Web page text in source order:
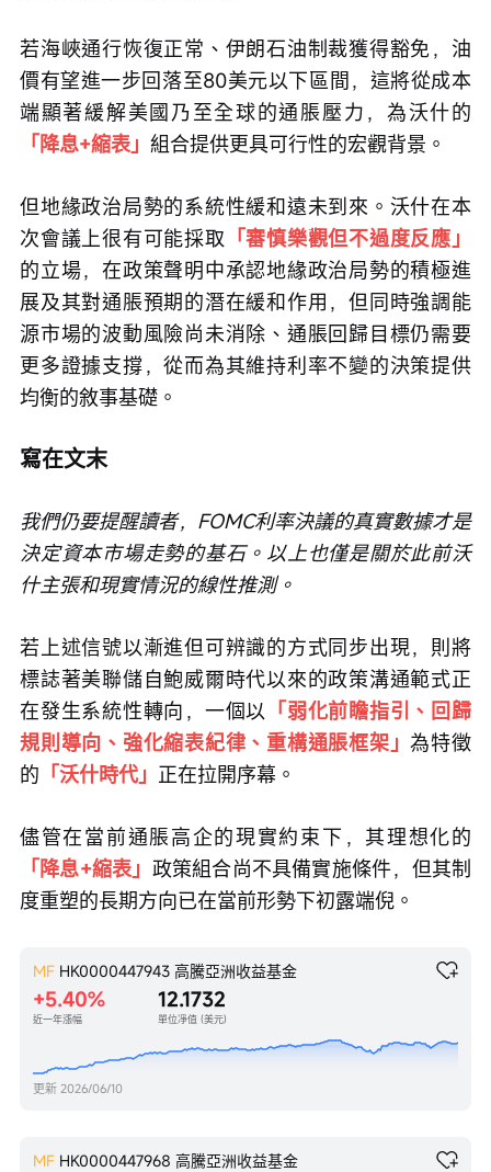
若海峽通行恢復正常、伊朗石油制裁獲得豁免，油
價有望進一步回落至80美元以下區間，這將從成本
端顯著緩解美國乃至全球的通脹壓力，為沃什的
「降息+縮表」 組合提供更具可行性的宏觀背景。
但地緣政治局勢的系統性緩和遠未到來。沃什在本
次會議上很有可能採取 「審慎樂觀但不過度反應」
的立場，在政策聲明中承認地緣政治局勢的積極進
展及其對通脹預期的潛在緩和作用，但同時強調能
源市場的波動風險尚未消除、通脹回歸目標仍需要
更多證據支撐，從而為其維持利率不變的決策提供
均衡的敘事基礎。
寫在文末
我們仍要提醒讀者，FOMC利率決議的真實數據才是
決定資本市場走勢的基石。以上也僅是關於此前沃
什主張和現實情況的線性推測。
若上述信號以漸進但可辨識的方式同步出現，則將
標誌著美聯儲自鮑威爾時代以來的政策溝通範式正
在發生系統性轉向，一個以 「弱化前瞻指引、回歸
規則導向、強化縮表紀律、重構通脹框架」為特徵
的 「沃什時代」 正在拉開序幕。
儘管在當前通脹高企的現實約束下，其理想化的
「降息+縮表」 政策組合尚不具備實施條件，但其制
度重塑的長期方向已在當前形勢下初露端倪。
MF HK0000447943 高騰亞洲收益基金
+5.40%
近一年漲幅
12.1732
單位凈值 (美元)
更新 2026/06/10
MF HK0000447968 高騰亞洲收益基金